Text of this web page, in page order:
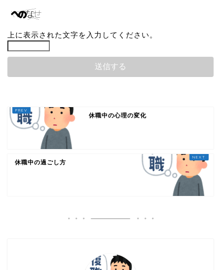
上に表示された文字を入力してください。
休職中の心理の変化
休職中の過ごし方